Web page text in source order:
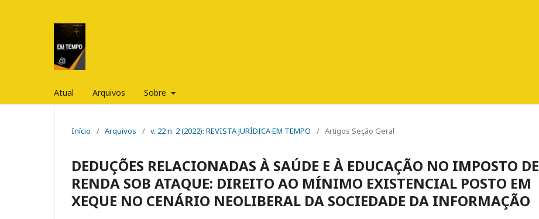
Atual Arquivos Sobre
Início / Arquivos / v. 22 n. 2 (2022): REVISTA JURÍDICA EM TEMPO / Artigos Seção Geral
DEDUÇÕES RELACIONADAS À SAÚDE E À EDUCAÇÃO NO IMPOSTO DE
RENDA SOB ATAQUE: DIREITO AO MÍNIMO EXISTENCIAL POSTO EM
XEQUE NO CENÁRIO NEOLIBERAL DA SOCIEDADE DA INFORMAÇÃO